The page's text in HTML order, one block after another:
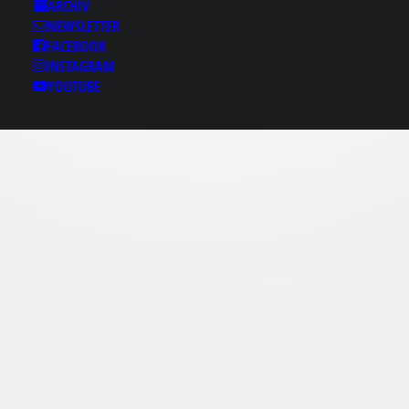
ARCHIV
NEWSLETTER
FACEBOOK
INSTAGRAM
YOUTUBE
Results for: W 선릉건
마✇〔macho2.com’ 선
릉키스방✿선릉마초의
밤 선릉휴게텔 선릉안마